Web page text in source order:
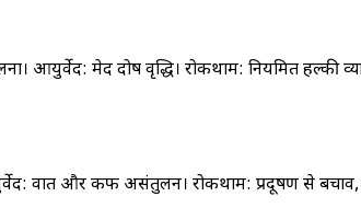
आयुर्वेद: मेद दोष वृद्धि। रोकथाम: नियमित हल्की
वात और कफ असंतुलन। रोकथाम: प्रदूषण से बचाव,